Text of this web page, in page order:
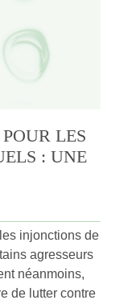
LES
: UNE
injonctions de
agresseurs
néanmoins,
de lutter contre